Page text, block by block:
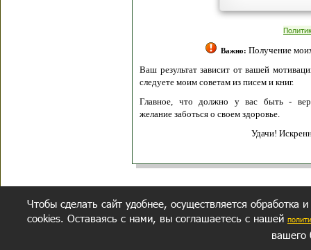
Важно: Получение
Ваш результат зависит от вашей
следуете моим советам из писем и книг.
Главное, что должно у вас быть -
желание заботься о своем здоровье.
Удачи!
Чтобы сделать сайт удобнее, осуществляется обработка
cookies. Оставаясь с нами, вы соглашаетесь с нашей
вашего